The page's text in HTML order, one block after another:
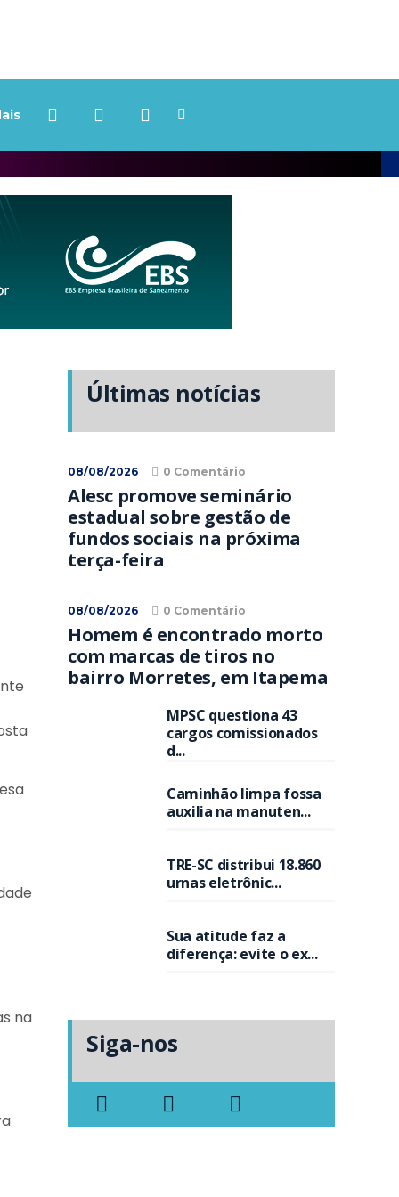
na
Últimas notícias
08/08/2026 0 Comentário
Alesc promove seminário
estadual sobre gestão de
fundos sociais na próxima
terça-feira
08/08/2026 0 Comentário
Homem é encontrado morto
com marcas de tiros no
bairro Morretes, em Itapema
MPSC questiona 43
cargos comissionados
d...
Caminhão limpa fossa
auxilia na manuten...
TRE-SC distribui 18.860
urnas eletrônic...
Sua atitude faz a
diferença: evite o ex...
Siga-nos